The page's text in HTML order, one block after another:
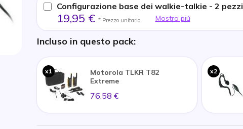
Configurazione base dei walkie-talkie - 2 pezzi
19,95 € * Prezzo unitario Mostra piú
Incluso in questo pack:
x1
Motorola TLKR T82
Extreme
76,58 €
x2